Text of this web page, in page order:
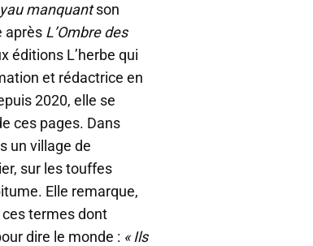
manquantson
après L’Ombre des
éditions L’herbe qui
et rédactrice en
2020, elle se
ces pages. Dans
un village de
sur les touffes
Elle remarque,
termes dont
dire le monde : « Ils